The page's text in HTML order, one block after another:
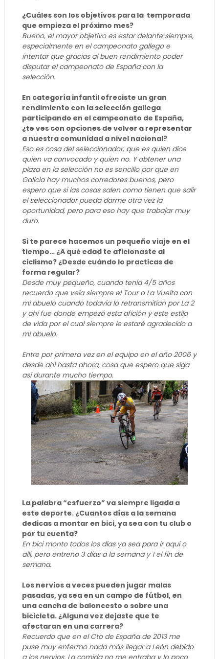
¿Cuáles son los objetivos para la temporada
que empieza el próximo mes?
Bueno, el mayor objetivo es estar delante siempre,
especialmente en el campeonato gallego e
intentar que gracias al buen rendimiento poder
disputar el campeonato de España con la
selección.
En categoría infantil ofreciste un gran
rendimiento con la selección gallega
participando en el campeonato de España,
¿te ves con opciones de volver a representar
a nuestra comunidad a nivel nacional?
Eso es cosa del seleccionador, que es quien dice
quien va convocado y quien no. Y obtener una
plaza en la selección no es sencillo por que en
Galicia hay muchos corredores buenos, pero
espero que si las cosas salen como tienen que salir
el seleccionador pueda darme otra vez la
oportunidad, pero para eso hay que trabajar muy
duro.
Si te parece hacemos un pequeño viaje en el
tiempo… ¿A qué edad te aficionaste al
ciclismo? ¿Desde cuándo lo practicas de
forma regular?
Desde muy pequeño, cuando tenía 4/5 años
recuerdo que veía siempre el Tour o La Vuelta con
mi abuelo cuando todavía lo retransmitían por La 2
y ahí fue donde empezó esta afición y este estilo
de vida por el cual siempre le estaré agradecido a
mi abuelo.
Entre por primera vez en el equipo en el año 2006 y
desde ahí hasta ahora, cosa que espero que siga
así durante mucho tiempo.
La palabra “esfuerzo” va siempre ligada a
este deporte. ¿Cuantos días a la semana
dedicas a montar en bici, ya sea con tu club o
por tu cuenta?
En bici monto todos los días ya sea para ir aquí o
allí, pero entreno 3 días a la semana y 1 el fin de
semana.
Los nervios a veces pueden jugar malas
pasadas, ya sea en un campo de fútbol, en
una cancha de baloncesto o sobre una
bicicleta. ¿Alguna vez dejaste que te
afectaran en una carrera?
Recuerdo que en el Cto de España de 2013 me
puse muy enfermo nada más llegar a León debido
a los nervios. La comida no me entraba y lo poco